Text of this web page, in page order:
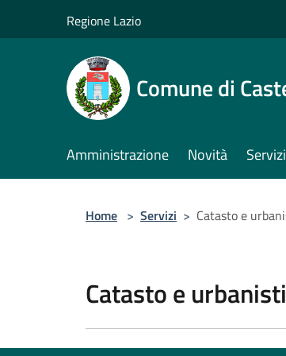
Regione Lazio
Comune di
Amministrazione Novità Servizi
Home > Servizi > Catasto e
Catasto e